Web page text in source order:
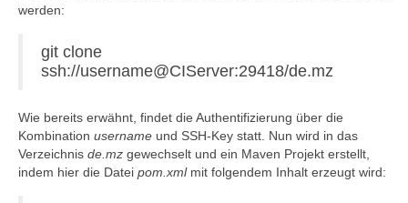
werden:
git clone
ssh://username@CIServer:29418/de.mz
Wie bereits erwähnt, findet die Authentifizierung über die
Kombination username und SSH-Key statt. Nun wird in das
Verzeichnis de.mz gewechselt und ein Maven Projekt erstellt,
indem hier die Datei pom.xmlmit folgendem Inhalt erzeugt wird: